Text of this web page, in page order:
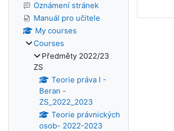
Oznámení stránek
Manuál pro učitele
My courses
Courses
Předměty 2022/23
ZS
Teorie práva I -
Beran -
ZS_2022_2023
Teorie právnických
osob- 2022-2023